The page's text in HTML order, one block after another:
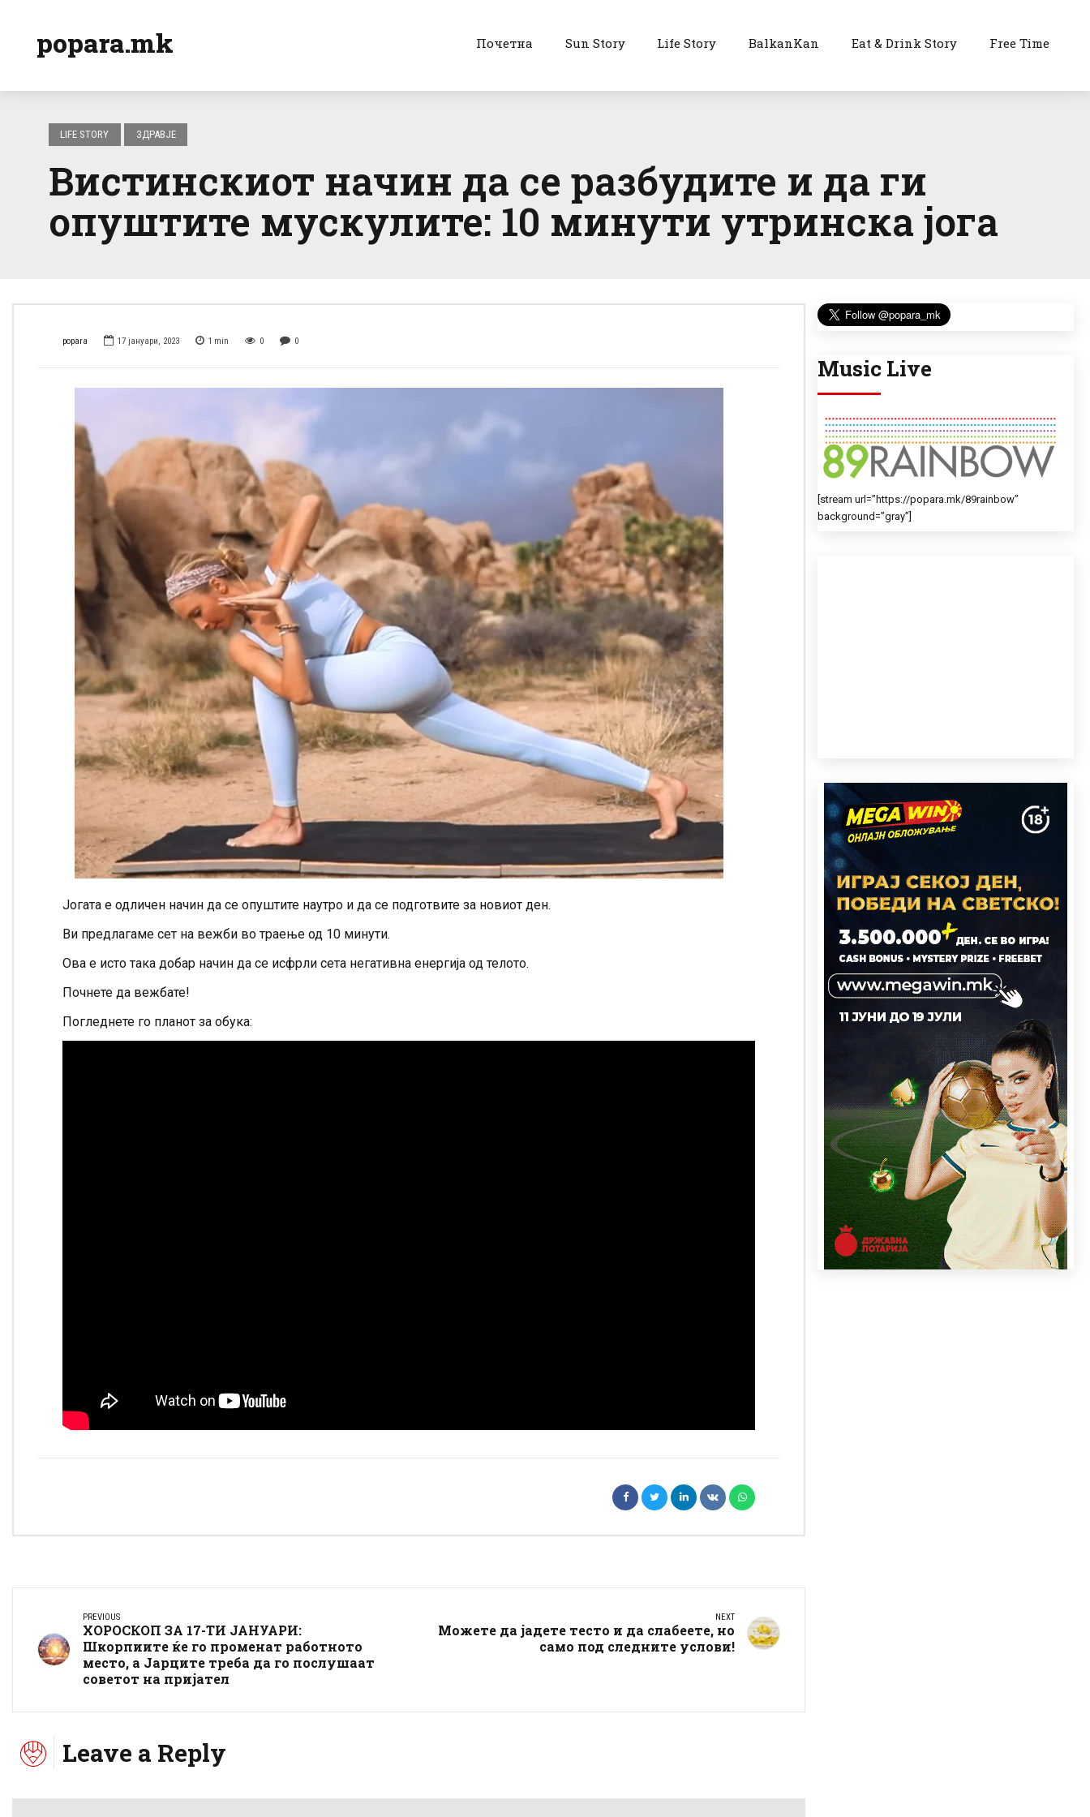
popara.mk Почетна Sun Story Life Story BalkanKan Eat & Drink Story Free Time
LIFE STORY ЗДРАВЈЕ
Вистинскиот начин да се разбудите и да ги
опуштите мускулите: 10 минути утринска јога
popara 17 јануари, 2023 1 min 0 0
Јогата е одличен начин да се опуштите наутро и да се подготвите за новиот ден.
Ви предлагаме сет на вежби во траење од 10 минути.
Ова е исто така добар начин да се исфрли сета негативна енергија од телото.
Почнете да вежбате!
Погледнете го планот за обука:
PREVIOUS
ХОРОСКОП ЗА 17-ТИ ЈАНУАРИ:
Шкорпиите ќе го променат работното
место, а Јарците треба да го послушаат
советот на пријател
NEXT
Можете да јадете тесто и да слабеете, но
само под следните услови!
Leave a Reply
Music Live
[stream url=”https://popara.mk/89rainbow”
background=”gray”]